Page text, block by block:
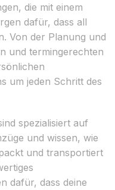
die mit einem
dafür, dass all
Von der Planung und
und termingerechten
um jeden Schritt des
spezialisiert auf
und wissen, wie
und transportiert
dafür, dass deine